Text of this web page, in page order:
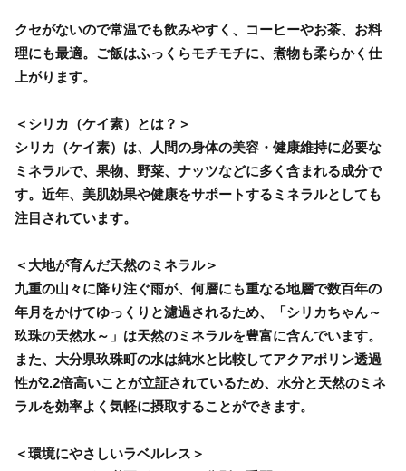
クセがないので常温でも飲みやすく、コーヒーやお茶、お料
理にも最適。ご飯はふっくらモチモチに、煮物も柔らかく仕
上がります。
＜シリカ（ケイ素）とは？＞
シリカ（ケイ素）は、人間の身体の美容・健康維持に必要な
ミネラルで、果物、野菜、ナッツなどに多く含まれる成分で
す。近年、美肌効果や健康をサポートするミネラルとしても
注目されています。
＜大地が育んだ天然のミネラル＞
九重の山々に降り注ぐ雨が、何層にも重なる地層で数百年の
年月をかけてゆっくりと濾過されるため、「シリカちゃん～
玖珠の天然水～」は天然のミネラルを豊富に含んでいます。
また、大分県玖珠町の水は純水と比較してアクアポリン透過
性が2.2倍高いことが立証されているため、水分と天然のミネ
ラルを効率よく気軽に摂取することができます。
＜環境にやさしいラベルレス＞